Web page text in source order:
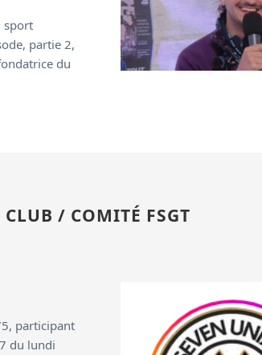
sport
partie 2,
du
CLUB / COMITÉ FSGT
participant
du lundi